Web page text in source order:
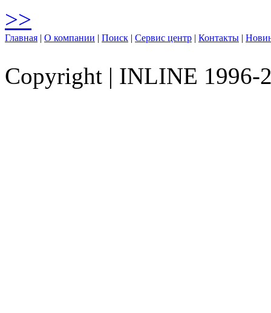
>>
Главная | О компании | Поиск | Сервис центр | Контакты |
Copyright | INLINE 1996-